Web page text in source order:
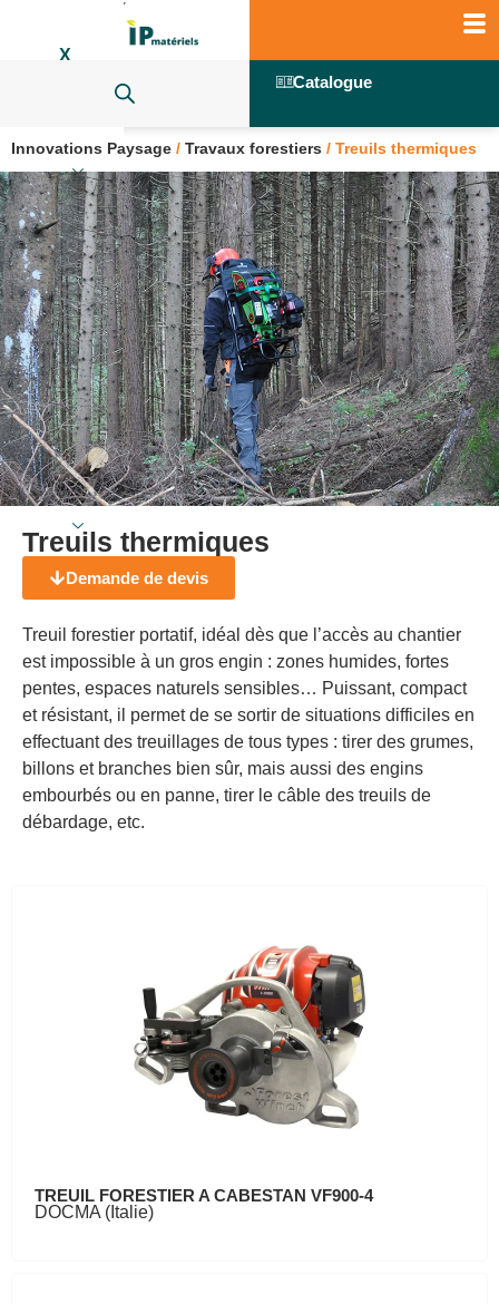
X
Catalogue
Innovations Paysage / Travaux forestiers / Treuils thermiques
Treuils thermiques
Demande de devis
Treuil forestier portatif, idéal dès que l’accès au chantier
est impossible à un gros engin : zones humides, fortes
pentes, espaces naturels sensibles… Puissant, compact
et résistant, il permet de se sortir de situations difficiles en
effectuant des treuillages de tous types : tirer des grumes,
billons et branches bien sûr, mais aussi des engins
embourbés ou en panne, tirer le câble des treuils de
débardage, etc.
TREUIL FORESTIER A CABESTAN VF900-4
DOCMA (Italie)